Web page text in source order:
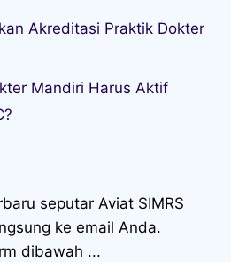
Akreditasi Praktik Dokter
Mandiri Harus Aktif
seputar Aviat SIMRS
ke email Anda.
dibawah ...